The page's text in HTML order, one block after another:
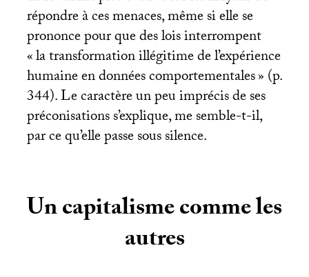
répondre à ces menaces, même si elle se
prononce pour que des lois interrompent
«la transformation illégitime de l’expérience
humaine en données comportementales» (p.
344). Le caractère un peu imprécis de ses
préconisations s’explique, me semble-t-il,
par ce qu’elle passe sous silence.
Un capitalisme comme les
autres